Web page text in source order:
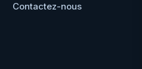
Contactez-nous